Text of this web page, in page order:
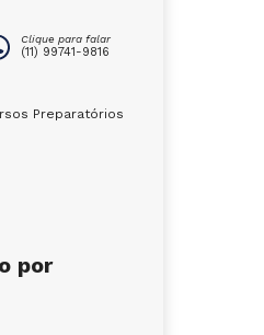
Clique para falar
(11) 99741-9816
Preparatórios
por